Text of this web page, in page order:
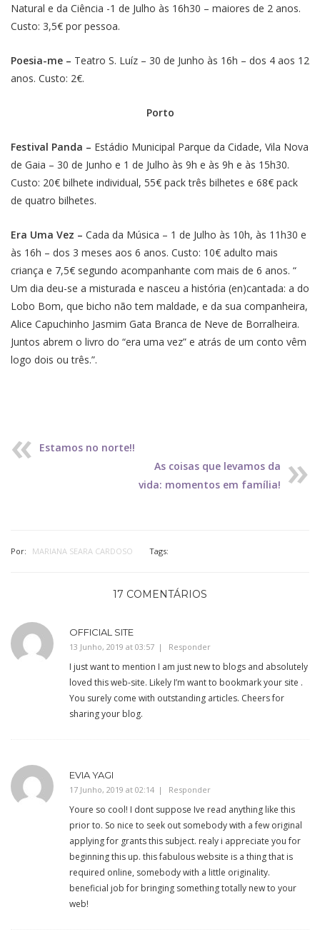
Natural e da Ciência -1 de Julho às 16h30 – maiores de 2 anos.
Custo: 3,5€ por pessoa.
Poesia-me – Teatro S. Luíz – 30 de Junho às 16h – dos 4 aos 12
anos. Custo: 2€.
Porto
Festival Panda – Estádio Municipal Parque da Cidade, Vila Nova
de Gaia – 30 de Junho e 1 de Julho às 9h e às 9h e às 15h30.
Custo: 20€ bilhete individual, 55€ pack três bilhetes e 68€ pack
de quatro bilhetes.
Era Uma Vez – Cada da Música – 1 de Julho às 10h, às 11h30 e
às 16h – dos 3 meses aos 6 anos. Custo: 10€ adulto mais
criança e 7,5€ segundo acompanhante com mais de 6 anos. “
Um dia deu-se a misturada e nasceu a história (en)cantada: a do
Lobo Bom, que bicho não tem maldade, e da sua companheira,
Alice Capuchinho Jasmim Gata Branca de Neve de Borralheira.
Juntos abrem o livro do “era uma vez” e atrás de um conto vêm
logo dois ou três.”.
Estamos no norte!!
As coisas que levamos da
vida: momentos em família!
Por: MARIANA SEARA CARDOSO Tags:
17 COMENTÁRIOS
OFFICIAL SITE
13 Junho, 2019 at 03:57 Responder
I just want to mention I am just new to blogs and absolutely
loved this web-site. Likely I’m want to bookmark your site .
You surely come with outstanding articles. Cheers for
sharing your blog.
EVIA YAGI
17 Junho, 2019 at 02:14 Responder
Youre so cool! I dont suppose Ive read anything like this
prior to. So nice to seek out somebody with a few original
applying for grants this subject. realy i appreciate you for
beginning this up. this fabulous website is a thing that is
required online, somebody with a little originality.
beneficial job for bringing something totally new to your
web!